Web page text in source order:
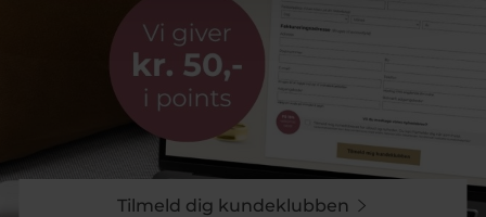
Tilmeld dig kundeklubben